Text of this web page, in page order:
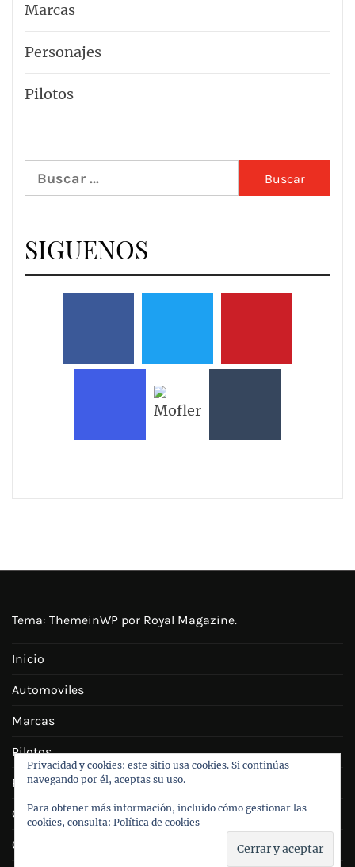
Marcas
Personajes
Pilotos
Buscar:
SIGUENOS
Privacidad y cookies: este sitio usa cookies. Si continúas
navegando por él, aceptas su uso.
Para obtener más información, incluido cómo gestionar las
cookies, consulta: Política de cookies
Tema: ThemeinWP por Royal Magazine.
Inicio
Automoviles
Marcas
Pilotos
Personajes
Galeria
Contacto